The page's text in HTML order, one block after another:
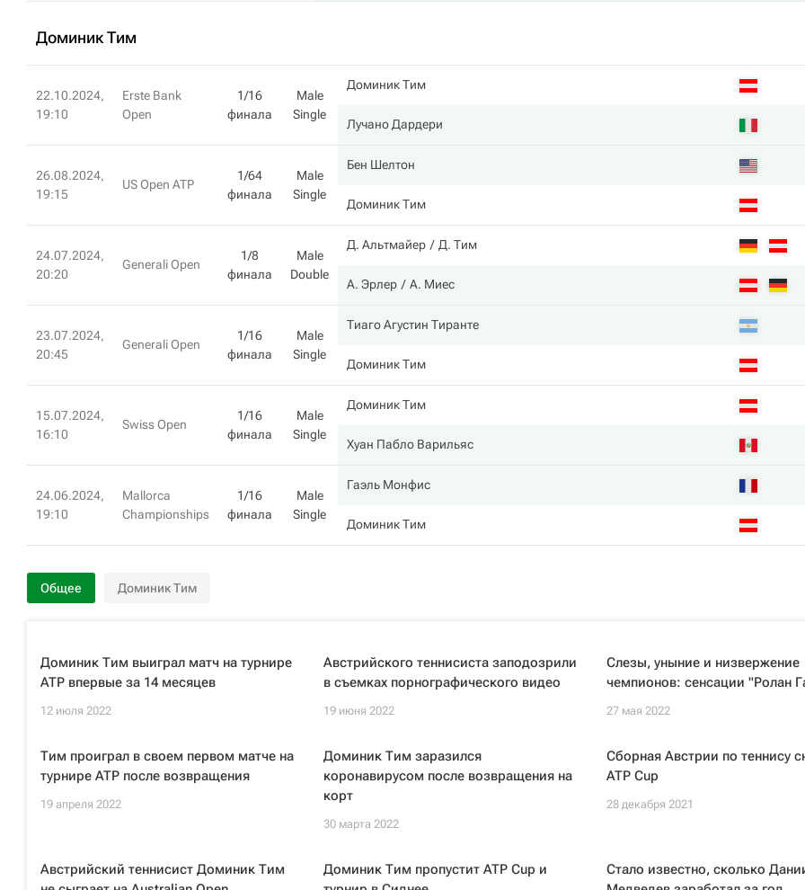
Доминик Тим
22.10.2024,
19:10
Erste Bank
Open
1/16
финала
Male
Single
Доминик Тим
Лучано Дардери
26.08.2024,
19:15
US Open ATP
1/64
финала
Male
Single
Бен Шелтон
Доминик Тим
24.07.2024,
20:20
Generali Open
1/8
финала
Male
Double
Д. Альтмайер Д. Тим
А. Эрлер А. Миес
23.07.2024,
20:45
Generali Open
1/16
финала
Male
Single
Тиаго Агустин Тиранте
Доминик Тим
15.07.2024,
16:10
Swiss Open
1/16
финала
Male
Single
Доминик Тим
Хуан Пабло Варильяс
24.06.2024,
19:10
Mallorca
Championships
1/16
финала
Male
Single
Гаэль Монфис
Доминик Тим
Общее Доминик Тим
Доминик Тим выиграл матч на турнире
ATP впервые за 14 месяцев
12 июля 2022
Австрийского теннисиста заподозрили
в съемках порнографического видео
19 июня 2022
Слезы, уныние и низвержение
чемпионов: сенсации "Ролан
27 мая 2022
Тим проиграл в своем первом матче на
турнире ATP после возвращения
19 апреля 2022
Доминик Тим заразился
коронавирусом после возвращения на
корт
30 марта 2022
Сборная Австрии по теннису
ATP Cup
28 декабря 2021
Австрийский теннисист Доминик Тим
Доминик Тим пропустит ATP Cup и
Стало известно, сколько